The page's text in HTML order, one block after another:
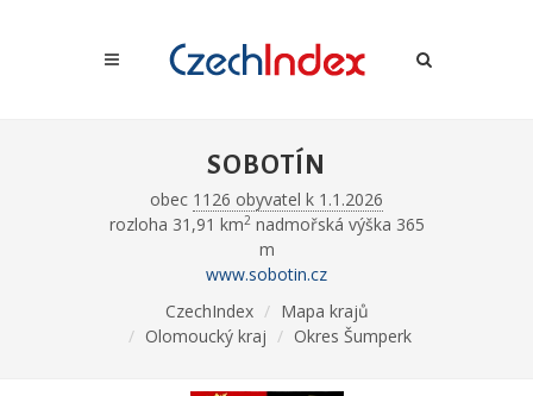
SOBOTÍN
obec 1126 obyvatel k 1.1.2026
rozloha 31,91 km2nadmořská výška 365
m
www.sobotin.cz
CzechIndex
Mapa krajů
Olomoucký kraj
Okres Šumperk